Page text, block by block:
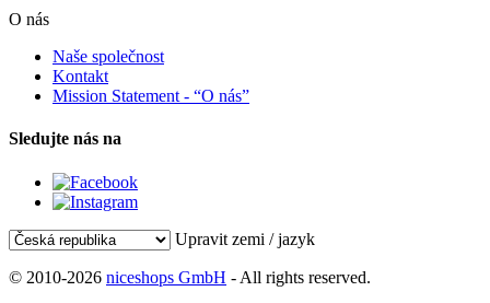
O nás
Naše společnost
Kontakt
Mission Statement - “O nás”
Sledujte nás na
Upravit zemi / jazyk
© 2010-2026 niceshops GmbH - All rights reserved.